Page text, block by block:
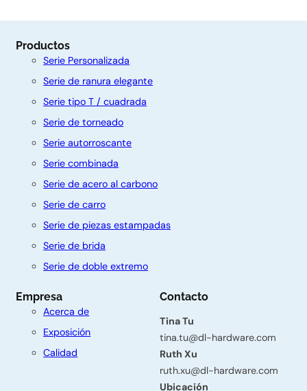
Productos
Serie Personalizada
Serie de ranura elegante
Serie tipo T / cuadrada
Serie de torneado
Serie autorroscante
Serie combinada
Serie de acero al carbono
Serie de carro
Serie de piezas estampadas
Serie de brida
Serie de doble extremo
Empresa
Acerca de
Exposición
Calidad
Contacto
Tina Tu
tina.tu@dl-hardware.com
Ruth Xu
ruth.xu@dl-hardware.com
Ubicación